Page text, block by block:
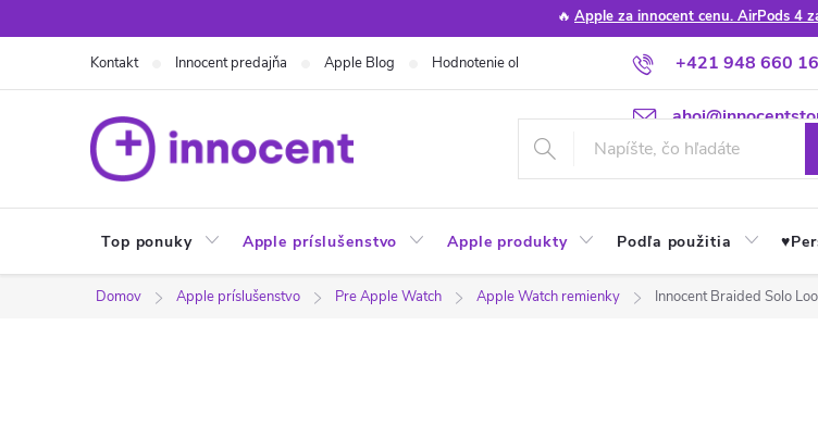
na
🔥 Apple za innocent cenu. AirPods 4
+421 948 660
Kontakt Innocent predajňa Apple Blog Hodnotenie obchodu Poradňa Apple návody a tipy
Top ponuky Apple príslušenstvo Apple produkty Podľa použitia
Domov Apple príslušenstvo Pre Apple Watch Apple Watch remienky Innocent Braided Solo